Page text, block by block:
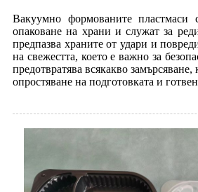
Вакуумно формованите пластмаси
опаковане на храни и служат за
предпазва храните от удари и
на свежестта, което е важно за
предотвратява всякакво замърсяване,
опростяване на подготовката и